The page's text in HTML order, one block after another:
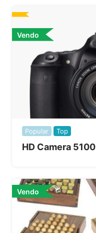
Vendo
Popular Top
HD Camera 5100
Vendo